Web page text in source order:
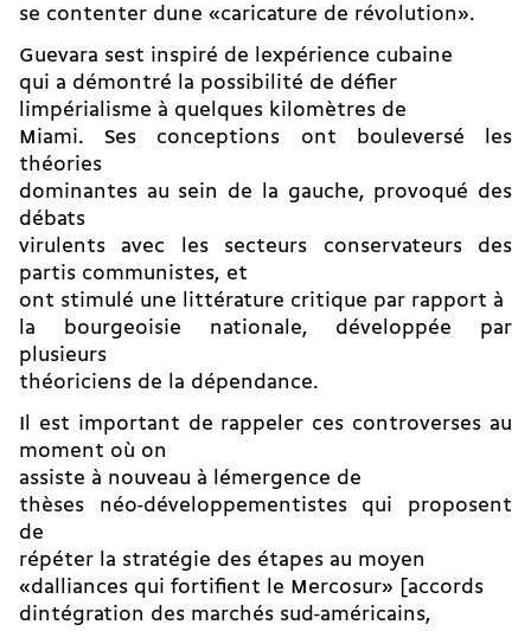
se contenter dune «caricature de révolution».
Guevara sest inspiré de lexpérience cubaine
qui a démontré la possibilité de défier
limpérialisme à quelques kilomètres de
Miami. Ses conceptions ont bouleversé les
théories
dominantes au sein de la gauche, provoqué des
débats
virulents avec les secteurs conservateurs des
partis communistes, et
ont stimulé une littérature critique par rapport à
la bourgeoisie nationale, développée par
plusieurs
théoriciens de la dépendance.
Il est important de rappeler ces controverses au
moment où on
assiste à nouveau à lémergence de
thèses néo-développementistes qui proposent
de
répéter la stratégie des étapes au moyen
«dalliances qui fortifient le Mercosur» [accords
dintégration des marchés sud-américains,